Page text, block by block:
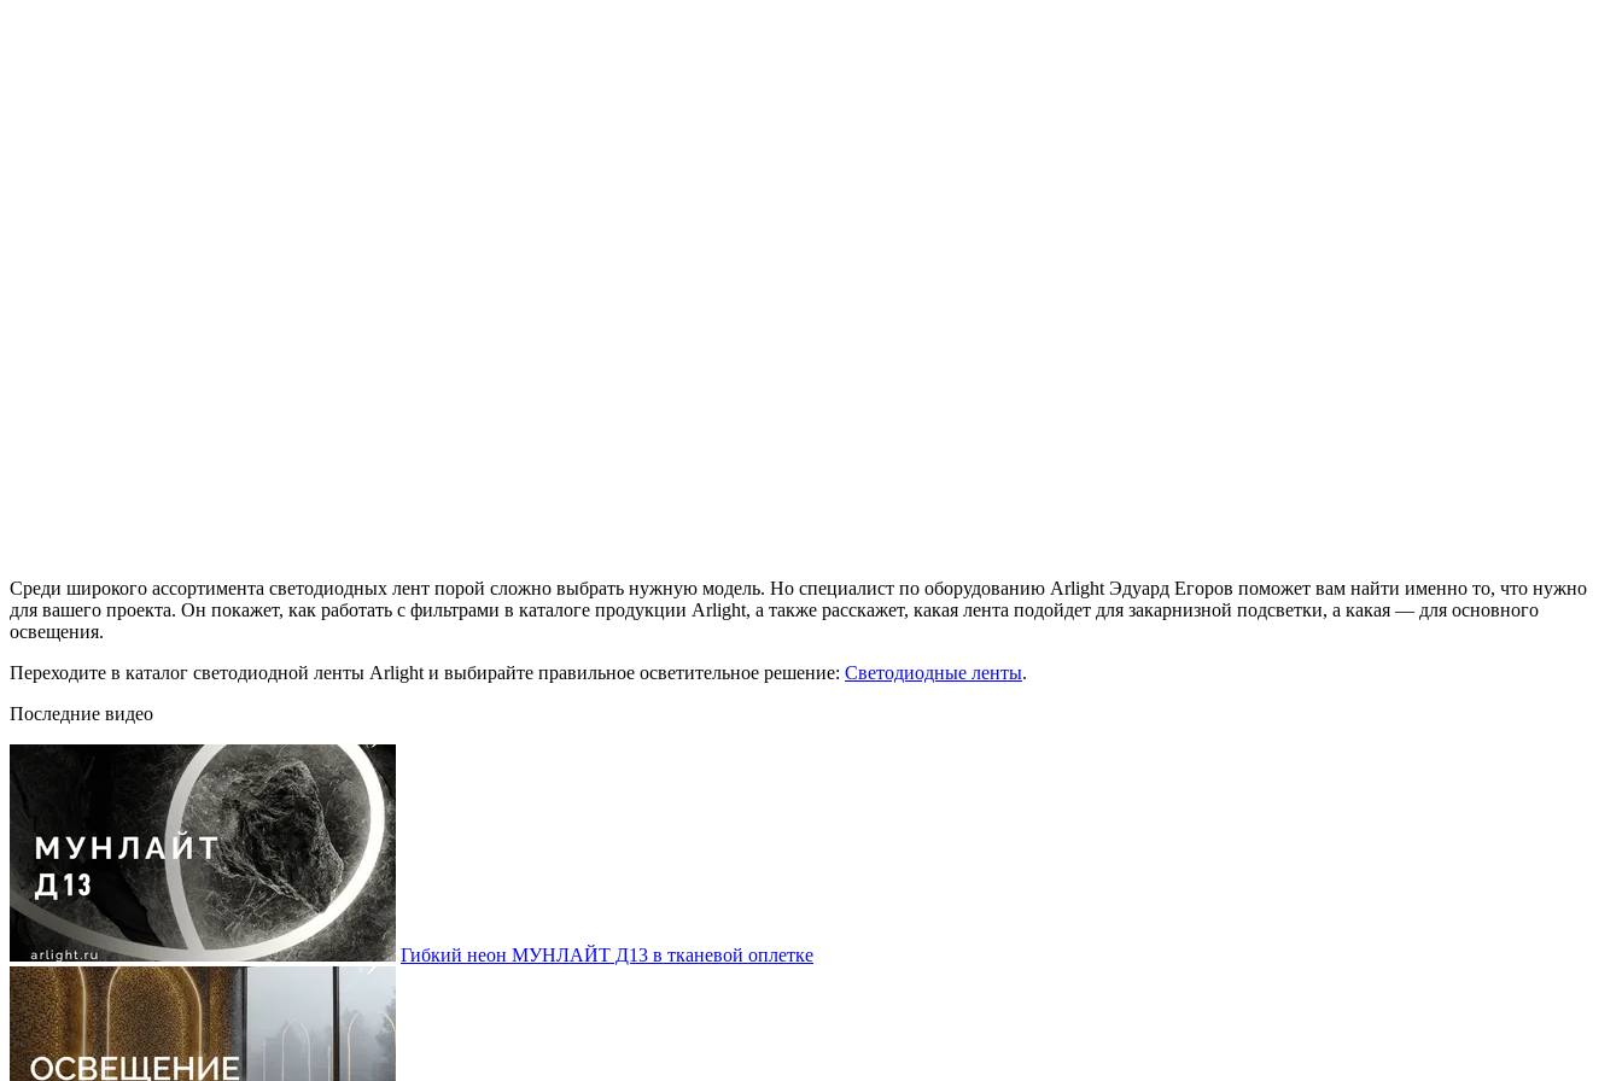
Среди широкого ассортимента светодиодных лент порой сложно выбрать нужную модель. Но специалист по оборудованию Arlight Эдуард Егоров поможет вам найти именно то, что нужно
для вашего проекта. Он покажет, как работать с фильтрами в каталоге продукции Arlight, а также расскажет, какая лента подойдет для закарнизной подсветки, а какая — для основного
освещения.
Переходите в каталог светодиодной ленты Arlight и выбирайте правильное осветительное решение: Светодиодные ленты.
Последние видео
Гибкий неон МУНЛАЙТ Д13 в тканевой оплетке